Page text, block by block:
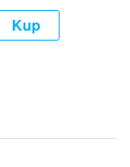
Kup